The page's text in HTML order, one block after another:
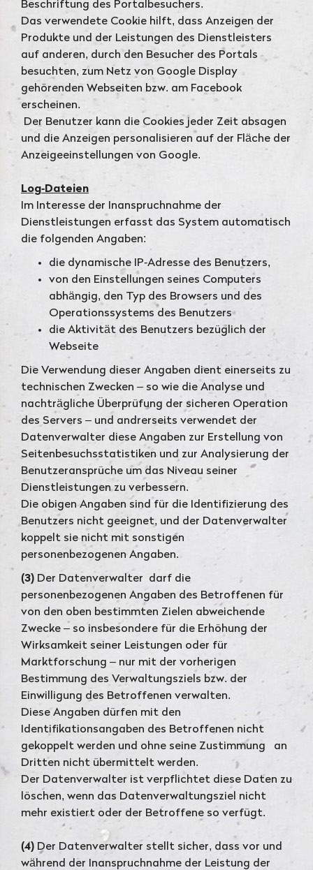
Beschriftung des Portalbesuchers.
Das verwendete Cookie hilft, dass Anzeigen der
Produkte und der Leistungen des Dienstleisters
auf anderen, durch den Besucher des Portals
besuchten, zum Netz von Google Display
gehörenden Webseiten bzw. am Facebook
erscheinen.
Der Benutzer kann die Cookies jeder Zeit absagen
und die Anzeigen personalisieren auf der Fläche der
Anzeigeeinstellungen von Google.
Log-Dateien
Im Interesse der Inanspruchnahme der
Dienstleistungen erfasst das System automatisch
die folgenden Angaben:
die dynamische IP-Adresse des Benutzers,
von den Einstellungen seines Computers
abhängig, den Typ des Browsers und des
Operationssystems des Benutzers
die Aktivität des Benutzers bezüglich der
Webseite
Die Verwendung dieser Angaben dient einerseits zu
technischen Zwecken – so wie die Analyse und
nachträgliche Überprüfung der sicheren Operation
des Servers – und andrerseits verwendet der
Datenverwalter diese Angaben zur Erstellung von
Seitenbesuchsstatistiken und zur Analysierung der
Benutzeransprüche um das Niveau seiner
Dienstleistungen zu verbessern.
Die obigen Angaben sind für die Identifizierung des
Benutzers nicht geeignet, und der Datenverwalter
koppelt sie nicht mit sonstigen
personenbezogenen Angaben.
(3) Der Datenverwalter darf die
personenbezogenen Angaben des Betroffenen für
von den oben bestimmten Zielen abweichende
Zwecke – so insbesondere für die Erhöhung der
Wirksamkeit seiner Leistungen oder für
Marktforschung – nur mit der vorherigen
Bestimmung des Verwaltungsziels bzw. der
Einwilligung des Betroffenen verwalten.
Diese Angaben dürfen mit den
Identifikationsangaben des Betroffenen nicht
gekoppelt werden und ohne seine Zustimmung an
Dritten nicht übermittelt werden.
Der Datenverwalter ist verpflichtet diese Daten zu
löschen, wenn das Datenverwaltungsziel nicht
mehr existiert oder der Betroffene so verfügt.
(4) Der Datenverwalter stellt sicher, dass vor und
während der Inanspruchnahme der Leistung der